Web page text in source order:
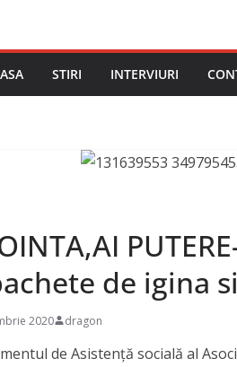
STIRI INTERVIURI
de igina
2020 dragon
de Asistență socială al